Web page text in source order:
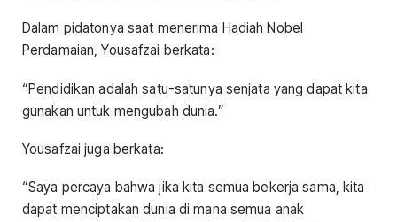
Dalam pidatonya saat menerima Hadiah Nobel
Perdamaian, Yousafzai berkata:
“Pendidikan adalah satu-satunya senjata yang dapat kita
gunakan untuk mengubah dunia.”
Yousafzai juga berkata:
“Saya percaya bahwa jika kita semua bekerja sama, kita
dapat menciptakan dunia di mana semua anak